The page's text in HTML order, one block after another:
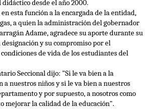
desde el año 2000.
esta función a la encargada de la entidad,
a quien la administración del gobernador
Adame, agradece su aporte durante su
y su compromiso por el
de vida de los estudiantes del
Seccional dijo: "Si le va bien a la
a nuestros niños y si le va bien a nuestros
y por supuesto, a nosotros como
mejorar la calidad de la educación".